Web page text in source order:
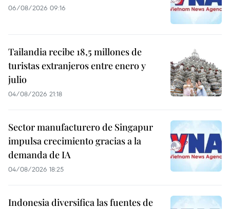
06/08/2026 09:16
Tailandia recibe 18,5 millones de
turistas extranjeros entre enero y
julio
04/08/2026 21:18
Sector manufacturero de Singapur
impulsa crecimiento gracias a la
demanda de IA
04/08/2026 18:25
Indonesia diversifica las fuentes de